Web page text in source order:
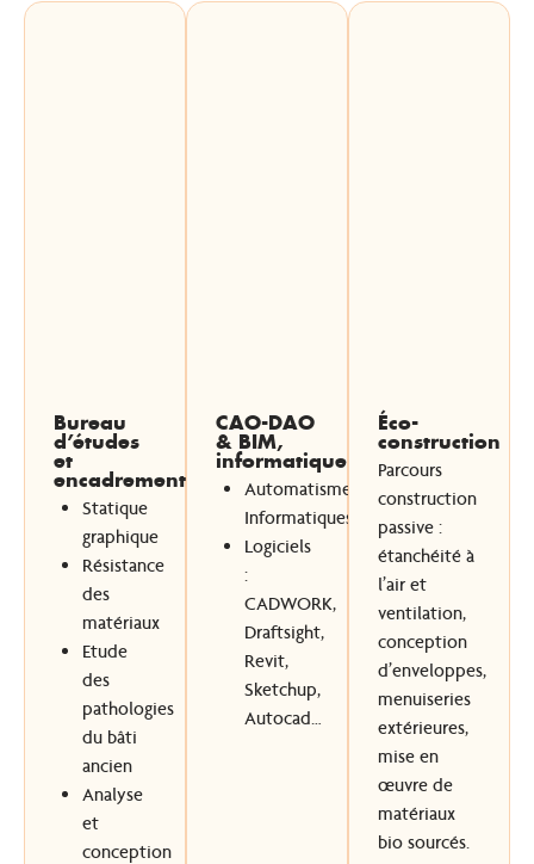
Bureau
d’études
et
encadrement
Statique
graphique
Résistance
des
matériaux
Etude
des
pathologies
du bâti
ancien
Analyse
et
conception
CAO-DAO
& BIM,
informatique
Automatismes
Informatiques
Logiciels
:
CADWORK,
Draftsight,
Revit,
Sketchup,
Autocad…
Éco-
construction
Parcours
construction
passive :
étanchéité à
l’air et
ventilation,
conception
d’enveloppes,
menuiseries
extérieures,
mise en
œuvre de
matériaux
bio sourcés.